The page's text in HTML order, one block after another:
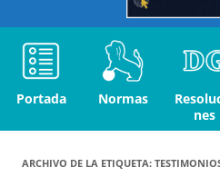
Portada Normas
nes
ARCHIVO DE LA ETIQUETA: